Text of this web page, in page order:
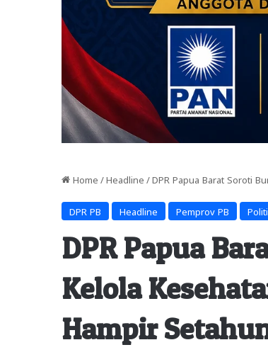
Home / Headline / DPR Papua Barat Soroti
DPR PB Headline Pemprov PB
DPR Papua
Kelola
Hampir